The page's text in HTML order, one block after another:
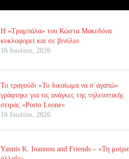
Η «Τραμπάλα» του Κώστα Μακεδόνα
κυκλοφορεί και σε βινύλιο
16 Ιουλίου, 2026
Το τραγούδι «Το δικαίωμα να σ΄αγαπώ»
γράφτηκε για τις ανάγκες της τηλεοπτικής
σειράς «Porto Leone»
16 Ιουλίου, 2026
Yannis K. Ioannou and Friends – «Τη μοίρα